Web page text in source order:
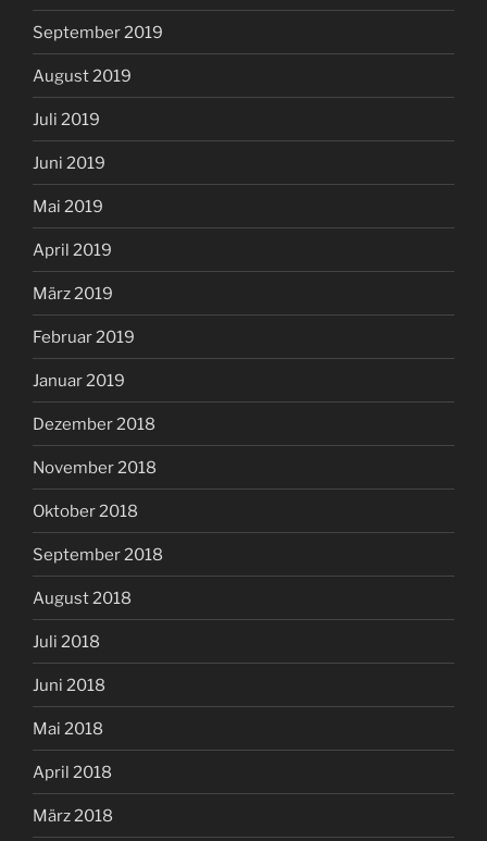
September 2019
August 2019
Juli 2019
Juni 2019
Mai 2019
April 2019
März 2019
Februar 2019
Januar 2019
Dezember 2018
November 2018
Oktober 2018
September 2018
August 2018
Juli 2018
Juni 2018
Mai 2018
April 2018
März 2018